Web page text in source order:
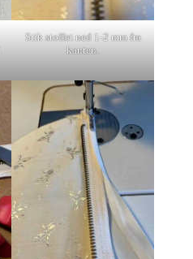
Stik stoffet ned 1-2 mm fra
kanten.